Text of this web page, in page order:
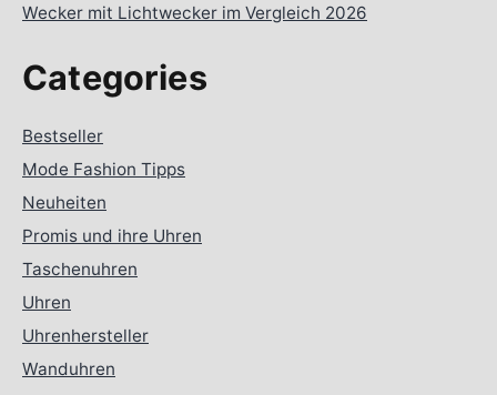
Wecker mit Lichtwecker im Vergleich 2026
Categories
Bestseller
Mode Fashion Tipps
Neuheiten
Promis und ihre Uhren
Taschenuhren
Uhren
Uhrenhersteller
Wanduhren